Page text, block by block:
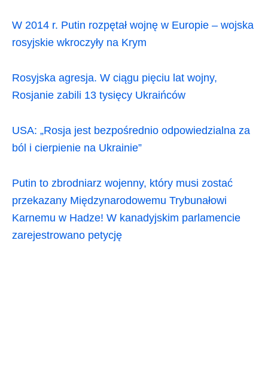
W 2014 r. Putin rozpętał wojnę w Europie – wojska
rosyjskie wkroczyły na Krym
Rosyjska agresja. W ciągu pięciu lat wojny,
Rosjanie zabili 13 tysięcy Ukraińców
USA: „Rosja jest bezpośrednio odpowiedzialna za
ból i cierpienie na Ukrainie”
Putin to zbrodniarz wojenny, który musi zostać
przekazany Międzynarodowemu Trybunałowi
Karnemu w Hadze! W kanadyjskim parlamencie
zarejestrowano petycję